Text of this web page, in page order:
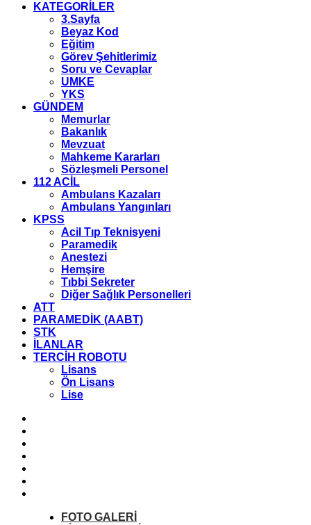
KATEGORİLER
3.Sayfa
Beyaz Kod
Eğitim
Görev Şehitlerimiz
Soru ve Cevaplar
UMKE
YKS
GÜNDEM
Memurlar
Bakanlık
Mevzuat
Mahkeme Kararları
Sözleşmeli Personel
112 ACİL
Ambulans Kazaları
Ambulans Yangınları
KPSS
Acil Tıp Teknisyeni
Paramedik
Anestezi
Hemşire
Tıbbi Sekreter
Diğer Sağlık Personelleri
ATT
PARAMEDİK (AABT)
STK
İLANLAR
TERCİH ROBOTU
Lisans
Ön Lisans
Lise
FOTO GALERİ